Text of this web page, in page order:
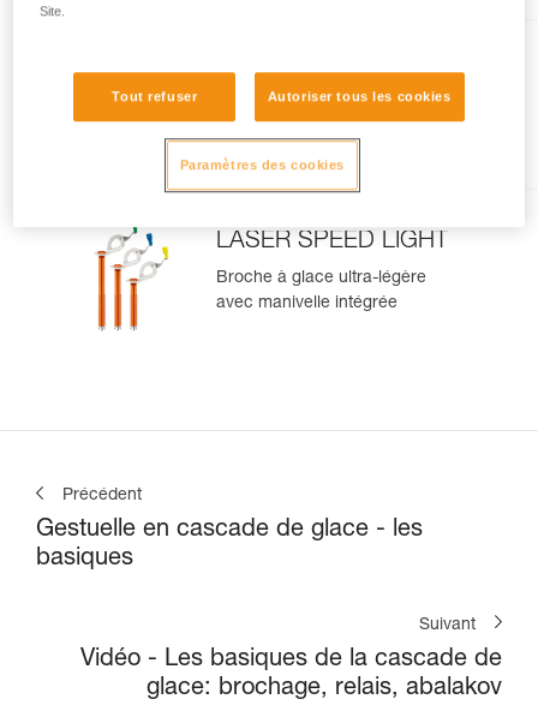
LASER
performante
LASER SPEED LIGHT
Broche à glace ultra-légère
avec manivelle intégrée
Précédent
Gestuelle en cascade de glace - les
basiques
Suivant
Vidéo - Les basiques de la cascade de
glace: brochage, relais, abalakov
Site.
Tout refuser Autoriser tous les cookies
Paramètres des cookies